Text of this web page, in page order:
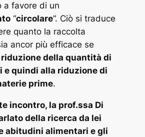
a favore di un
“circolare”. Ciò si traduce
quanto la raccolta
ancor più efficace se
della quantità di
quindi alla riduzione di
prime.
incontro, la prof.ssa Di
della ricerca da lei
abitudini alimentari e gli